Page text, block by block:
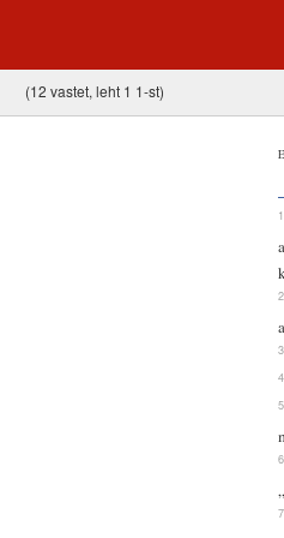
(12 vastet, leht 1 1-st)
1
2
3
4
5
6
7